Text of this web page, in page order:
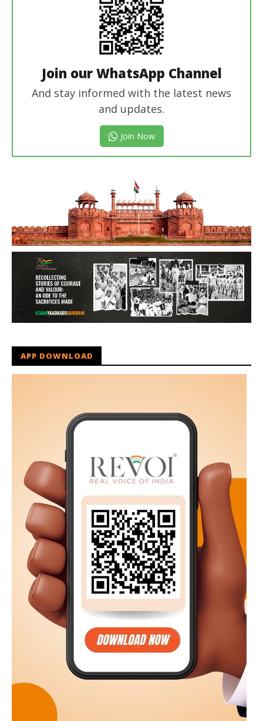
Join our WhatsApp Channel
And stay informed with the latest news
and updates.
Join Now
APP DOWNLOAD